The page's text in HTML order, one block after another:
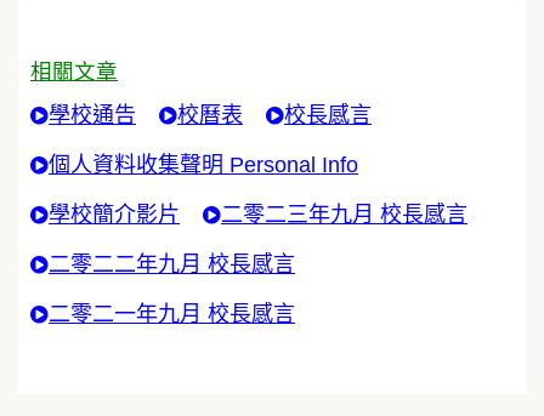
相關文章
學校通告
校曆表 校長感言
個人資料收集聲明 Personal Info
學校簡介影片 二零二三年九月 校長感言
二零二二年九月 校長感言
二零二一年九月 校長感言